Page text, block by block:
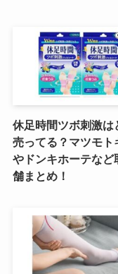
休足時間ツボ刺激は
売ってる？マツモト
やドンキホーテなど
舗まとめ！